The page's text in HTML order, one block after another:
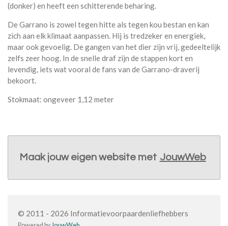
(donker) en heeft een schitterende beharing.
De Garrano is zowel tegen hitte als tegen kou bestan en kan
zich aan elk klimaat aanpassen. Hij is tredzeker en energiek,
maar ook gevoelig. De gangen van het dier zijn vrij, gedeeltelijk
zelfs zeer hoog. In de snelle draf zijn de stappen kort en
levendig, iets wat vooral de fans van de Garrano-draverij
bekoort.
Stokmaat: ongeveer 1,12 meter
Maak jouw eigen website met JouwWeb
© 2011 - 2026 Informatievoorpaardenliefhebbers